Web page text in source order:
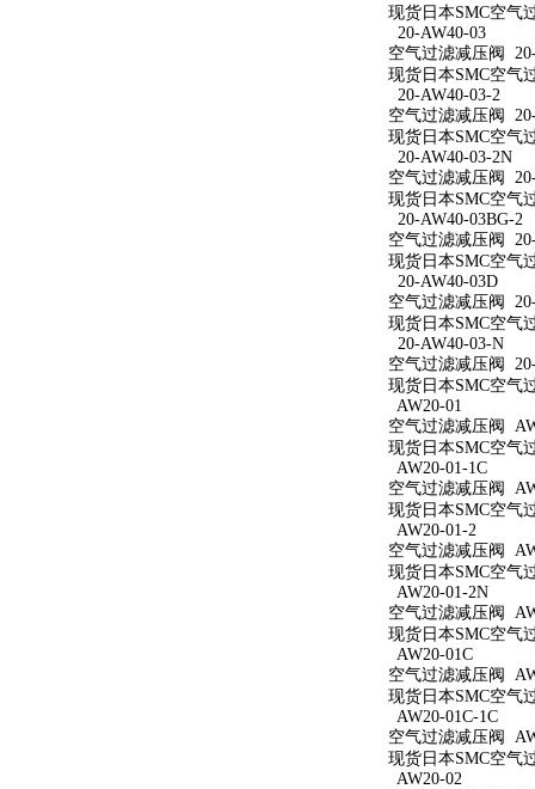
现货日本SMC空气
20-AW40-03
空气过滤减压阀
现货日本SMC空气
20-AW40-03-2
空气过滤减压阀
现货日本SMC空气
20-AW40-03-2N
空气过滤减压阀
现货日本SMC空气
20-AW40-03BG-2
空气过滤减压阀
现货日本SMC空气
20-AW40-03D
空气过滤减压阀
现货日本SMC空气
20-AW40-03-N
空气过滤减压阀
现货日本SMC空气
AW20-01
空气过滤减压阀
现货日本SMC空气
AW20-01-1C
空气过滤减压阀
现货日本SMC空气
AW20-01-2
空气过滤减压阀
现货日本SMC空气
AW20-01-2N
空气过滤减压阀
现货日本SMC空气
AW20-01C
空气过滤减压阀
现货日本SMC空气
AW20-01C-1C
空气过滤减压阀
现货日本SMC空气
AW20-02